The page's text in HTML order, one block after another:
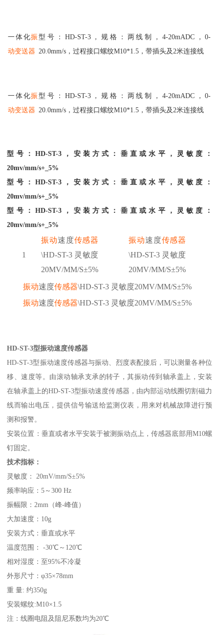
一体化振
动变送器
型号：HD-ST-3，规格：两线制，4-20mADC，0-
20.0mm/s，过程接口螺纹M10*1.5，带插头及2米连接线
一体化振
动变送器
型号：HD-ST-3，规格：两线制，4-20mADC，0-
20.0mm/s，过程接口螺纹M10*1.5，带插头及2米连接线
型号：HD-ST-3，安装方式：垂直或水平，灵敏度：
20mv/mm/s+_5%
型号：HD-ST-3，安装方式：垂直或水平，灵敏度：
20mv/mm/s+_5%
型号：HD-ST-3，安装方式：垂直或水平，灵敏度：
20mv/mm/s+_5%
1
振动速度传感器
\HD-ST-3 灵敏度
20MV/MM/S±5%
振动速度传感器
\HD-ST-3 灵敏度
20MV/MM/S±5%
振动速度传感器\HD-ST-3 灵敏度20MV/MM/S±5%
振动速度传感器\HD-ST-3 灵敏度20MV/MM/S±5%
HD-ST-3型振动速度传感器
HD-ST-3型振动速度传感器与振动、烈度表配接后，可以测量各种位
移、速度等。由滚动轴承支承的转子，其振动传到轴承盖上，安装
在轴承盖上的HD-ST-3型振动速度传感器，由内部运动线圈切割磁力
线而输出电压，提供信号输送给监测仪表，用来对机械故障进行预
测和报警。
安装位置：垂直或者水平安装于被测振动点上，传感器底部用M10螺
钉固定。
技术指标：
灵敏度： 20mV/mm/S±5%
频率响应：5～300 Hz
振幅限：2mm （峰-峰值）
大加速度：10g
安装方式：垂直或水平
温度范围： -30℃～ 120℃
相对湿度：至95%不冷凝
外形尺寸：φ35×78mm
重 量: 约350g
安装螺纹:M10×1.5
注：线圈电阻及阻尼系数均为20℃